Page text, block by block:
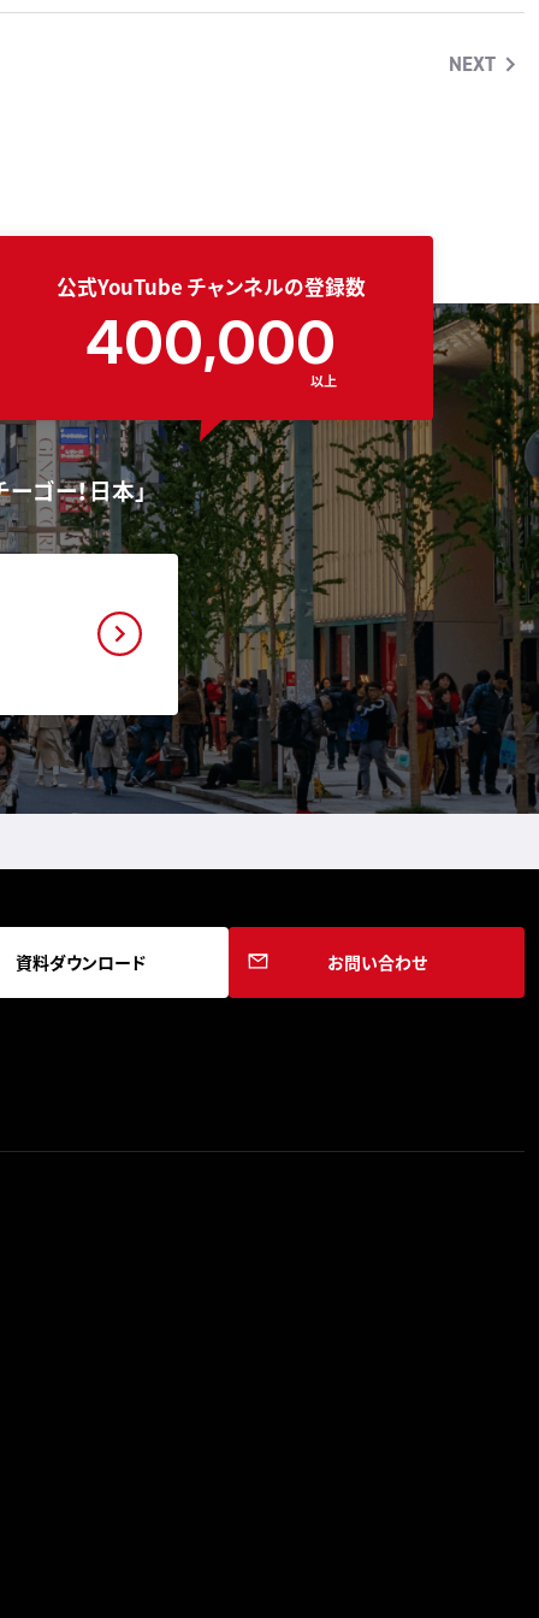
NEXT
ゴー！日本」
公式YouTube チャンネルの登録数
400,000
以上
資料ダウンロード お問い合わせ